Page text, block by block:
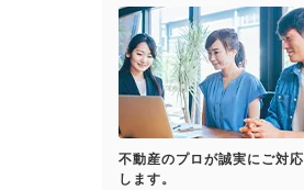
不動産のプロが誠実にご対応
します。